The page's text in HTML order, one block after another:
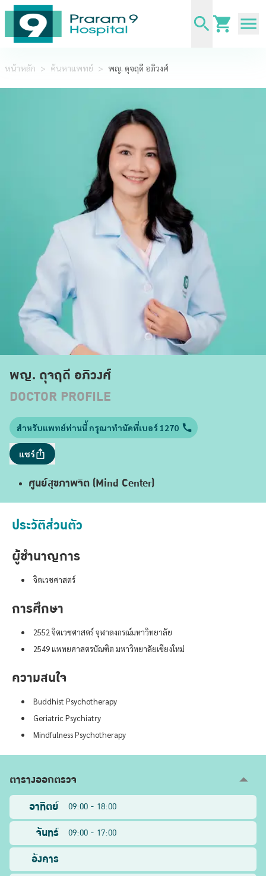
หน้าหลัก > ค้นหาแพทย์ > พญ. ดุจฤดี อภิวงศ์
พญ. ดุจฤดี อภิวงศ์
DOCTOR PROFILE
สำหรับแพทย์ท่านนี้ กรุณาทำนัดที่เบอร์ 1270
แชร์
ศูนย์สุขภาพจิต (Mind Center)
ประวัติส่วนตัว
ผู้ชำนาญการ
จิตเวชศาสตร์
การศึกษา
2552 จิตเวชศาสตร์ จุฬาลงกรณ์มหาวิทยาลัย
2549 แพทยศาสตรบัณฑิต มหาวิทยาลัยเชียงใหม่
ความสนใจ
Buddhist Psychotherapy
Geriatric Psychiatry
Mindfulness Psychotherapy
ตารางออกตรวจ
อาทิตย์
09:00 - 18:00
จันทร์ 09:00 - 17:00
อังคาร